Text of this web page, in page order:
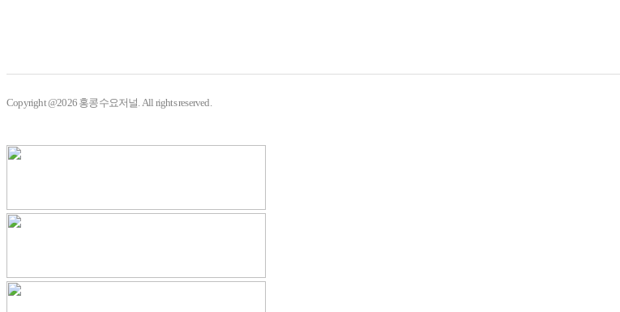
Copyright @2026 홍콩수요저널. All rights reserved.